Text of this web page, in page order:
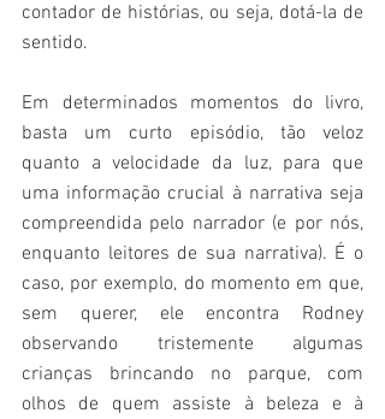
contador de histórias, ou seja, dotá-la de
sentido.
Em determinados momentos do livro,
basta um curto episódio, tão veloz
quanto a velocidade da luz, para que
uma informação crucial à narrativa seja
compreendida pelo narrador (e por nós,
enquanto leitores de sua narrativa). É o
caso, por exemplo, do momento em que,
sem querer, ele encontra Rodney
observando tristemente algumas
crianças brincando no parque, com
olhos de quem assiste à beleza e à